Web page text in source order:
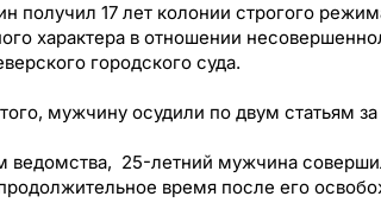
получил 17 лет колонии строгого
характера в отношении
городского суда.
мужчину осудили по двум статьям за
ведомства, 25-летний мужчина
время после его